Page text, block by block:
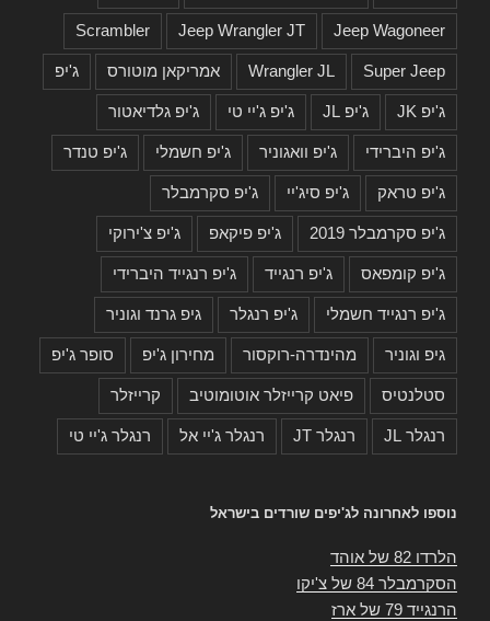
Jeep Wagoneer
Jeep Wrangler JT
Scrambler
Super Jeep
Wrangler JL אמריקאן מוטורס ג'יפ
ג'יפ JK ג'יפ JL ג'יפ ג'יי טי ג'יפ גלדיאטור
ג'יפ היברידי ג'יפ וואגוניר ג'יפ חשמלי ג'יפ טנדר
ג'יפ טראק ג'יפ סיג'יי ג'יפ סקרמבלר
ג'יפ סקרמבלר 2019 ג'יפ פיקאפ ג'יפ צ'ירוקי
ג'יפ קומפאס ג'יפ רנגייד ג'יפ רנגייד היברידי
ג'יפ רנגייד חשמלי ג'יפ רנגלר גיפ גרנד וגוניר
גיפ וגוניר מהינדרה-רוקסור מחירון ג'יפ סופר ג'יפ
סטלנטיס פיאט קרייזלר אוטומוטיב קרייזלר
רנגלר JL רנגלר JT רנגלר ג'יי אל רנגלר ג'יי טי
נוספו לאחרונה לג'יפים שורדים בישראל
הלרדו 82 של אוהד
הסקרמבלר 84 של צ'יקו
הרנגייד 79 של ארז